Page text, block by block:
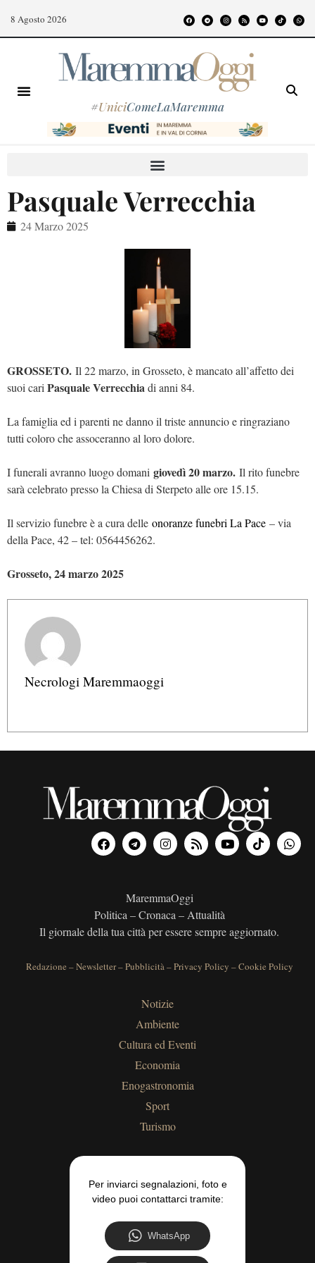
8 Agosto 2026
#UniciComeLaMaremma
Pasquale Verrecchia
24 Marzo 2025
GROSSETO. Il 22 marzo, in Grosseto, è mancato all’affetto dei
suoi cariPasquale Verrecchiadi anni 84.
La famiglia ed i parenti ne danno il triste annuncio e ringraziano
tutti coloro che assoceranno al loro dolore.
I funerali avranno luogo domani giovedì 20 marzo. Il rito funebre
sarà celebrato presso la Chiesa di Sterpeto alle ore 15.15.
Il servizio funebre è a cura delle onoranze funebri La Pace – via
della Pace, 42 – tel: 0564456262.
Grosseto, 24 marzo 2025
Necrologi Maremmaoggi
MaremmaOggi
Politica – Cronaca – Attualità
Il giornale della tua città per essere sempre aggiornato.
Redazione –Newsletter–Pubblicità–Privacy Policy –Cookie Policy
Notizie
Ambiente
Cultura ed Eventi
Economia
Enogastronomia
Sport
Turismo
Per inviarci segnalazioni, foto e
video puoi contattarci tramite:
WhatsApp